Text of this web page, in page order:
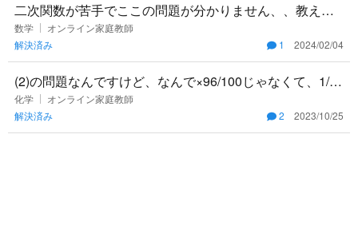
二次関数が苦手でここの問題が分かりません、、教えて
ください
数学
オンライン家庭教師
解決済み
1 2024/02/04
(2)の問題なんですけど、なんで×96/100じゃなくて、1/9
6/100になるんですか？？
化学
オンライン家庭教師
解決済み
2 2023/10/25